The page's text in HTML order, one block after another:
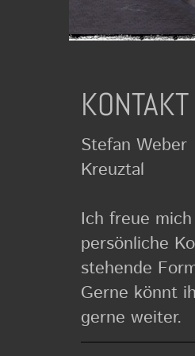
KONTAKT
Stefan Weber
Kreuztal
Ich freue
persönliche
stehende
Gerne könnt
gerne weiter.